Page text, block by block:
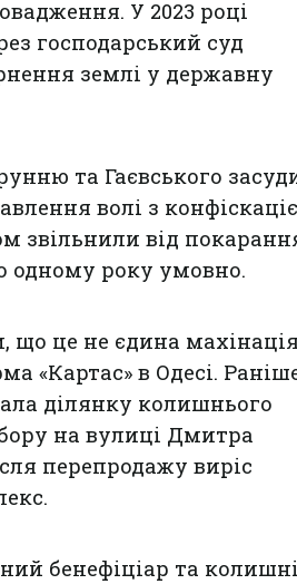
У 2023 році
господарський суд
землі у державну
та Гаєвського
волі з
звільнили від
одному року умовно.
що це не єдина
«Картас» в Одесі.
ділянку колишнього
на вулиці Дмитра
перепродажу виріс
бенефіціар та